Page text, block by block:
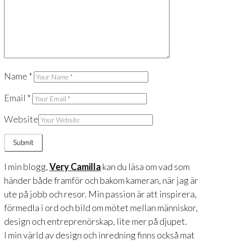
Name *
Email *
Website
I min blogg,Very Camilla kan du läsa om vad som
händer både framför och bakom kameran, när jag är
ute på jobb och resor. Min passion är att inspirera,
förmedla i ord och bild om mötet mellan människor,
design och entreprenörskap, lite mer på djupet.
I min värld av design och inredning finns också mat